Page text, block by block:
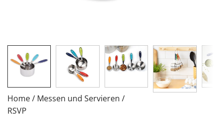
Home/ Messen und Servieren /
RSVP